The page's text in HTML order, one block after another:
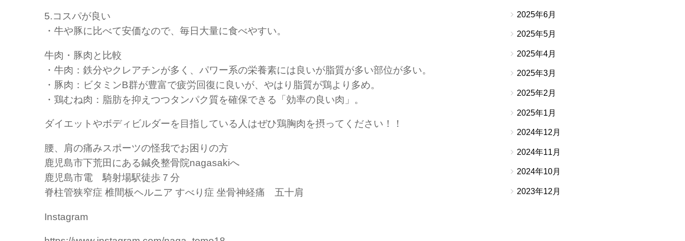
5.コスパが良い
・牛や豚に比べて安価なので、毎日大量に食べやすい。
牛肉・豚肉と比較
・牛肉：鉄分やクレアチンが多く、パワー系の栄養素には良いが脂質が多い部位が多い。
・豚肉：ビタミンB群が豊富で疲労回復に良いが、やはり脂質が鶏より多め。
・鶏むね肉：脂肪を抑えつつタンパク質を確保できる「効率の良い肉」。
ダイエットやボディビルダーを目指している人はぜひ鶏胸肉を摂ってください！！
腰、肩の痛みスポーツの怪我でお困りの方
鹿児島市下荒田にある鍼灸整骨院nagasakiへ
鹿児島市電 騎射場駅徒歩７分
脊柱管狭窄症 椎間板ヘルニア すべり症 坐骨神経痛 五十肩
Instagram
2025年6月
2025年5月
2025年4月
2025年3月
2025年2月
2025年1月
2024年12月
2024年11月
2024年10月
2023年12月